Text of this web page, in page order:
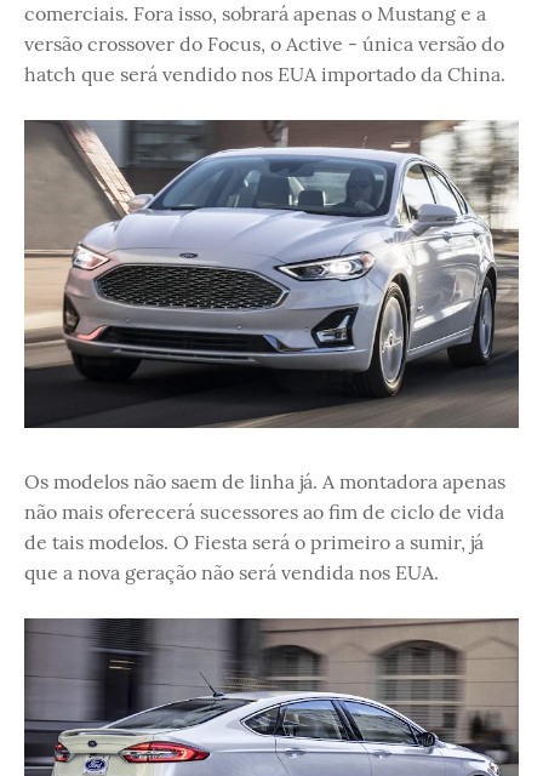
comerciais. Fora isso, sobrará apenas o Mustang e a
versão crossover do Focus, o Active - única versão do
hatch que será vendido nos EUA importado da China.
Os modelos não saem de linha já. A montadora apenas
não mais oferecerá sucessores ao fim de ciclo de vida
de tais modelos. O Fiesta será o primeiro a sumir, já
que a nova geração não será vendida nos EUA.